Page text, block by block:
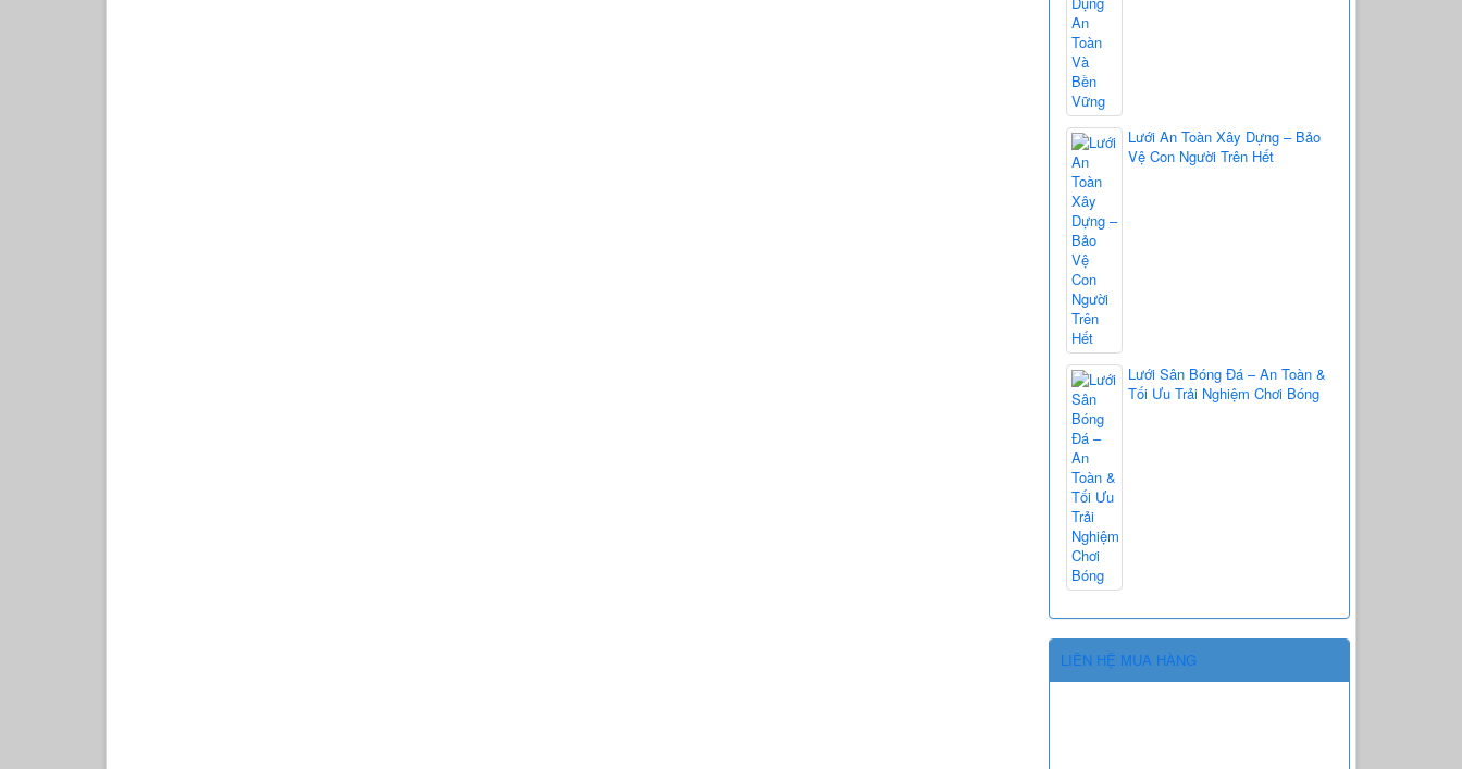
Lưới An Toàn Xây Dựng – Bảo
Vệ Con Người Trên Hết
Lưới Sân Bóng Đá – An Toàn &
Tối Ưu Trải Nghiệm Chơi Bóng
LIÊN HỆ MUA HÀNG